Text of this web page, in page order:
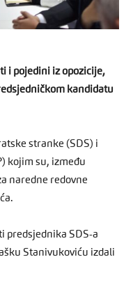
i pojedini iz opozicije,
kandidatu
stranke (SDS) i
kojim su, između
naredne redovne
predsjednika SDS-a
Stanivukoviću izdali